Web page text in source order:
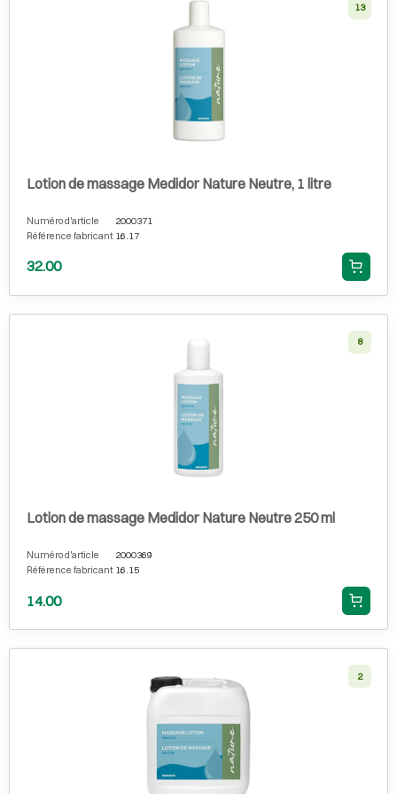
13
Lotion de massage Medidor Nature Neutre, 1 litre
Numéro d'article
2000371
Référence fabricant 16.17
32.00
8
Lotion de massage Medidor Nature Neutre 250 ml
Numéro d'article
2000369
Référence fabricant 16.15
14.00
2